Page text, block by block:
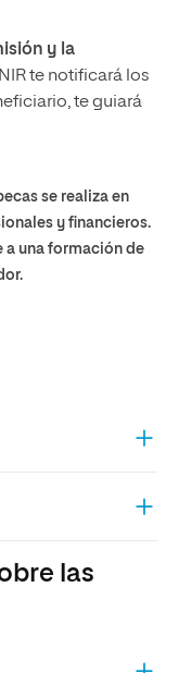
y la
te notificará los
te guiará
se realiza en
y financieros.
a una formación de
las